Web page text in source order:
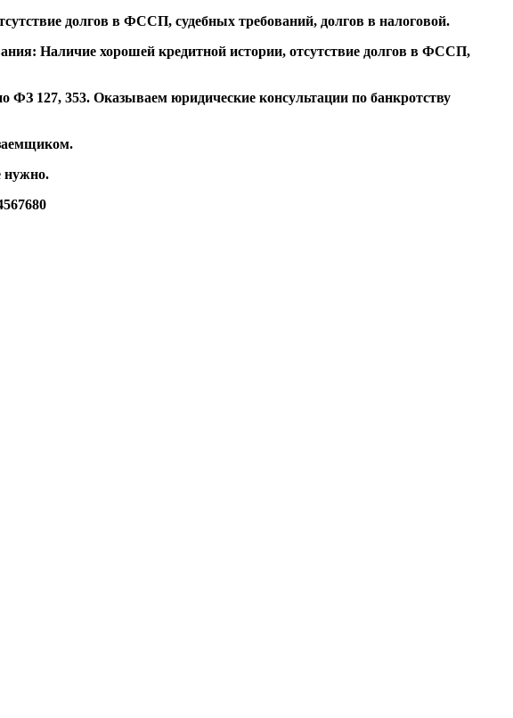
долгов в ФССП, судебных требований, долгов в налоговой.
Наличие хорошей кредитной истории, отсутствие долгов в ФССП,
ФЗ 127, 353. Оказываем юридические консультации по банкротству
нужно.